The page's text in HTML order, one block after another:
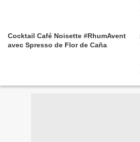
Cocktail Café Noisette #RhumAvent
avec Spresso de Flor de Caña